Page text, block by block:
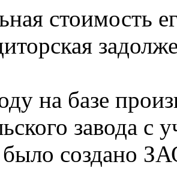
стоимость
на базе
завода
создано